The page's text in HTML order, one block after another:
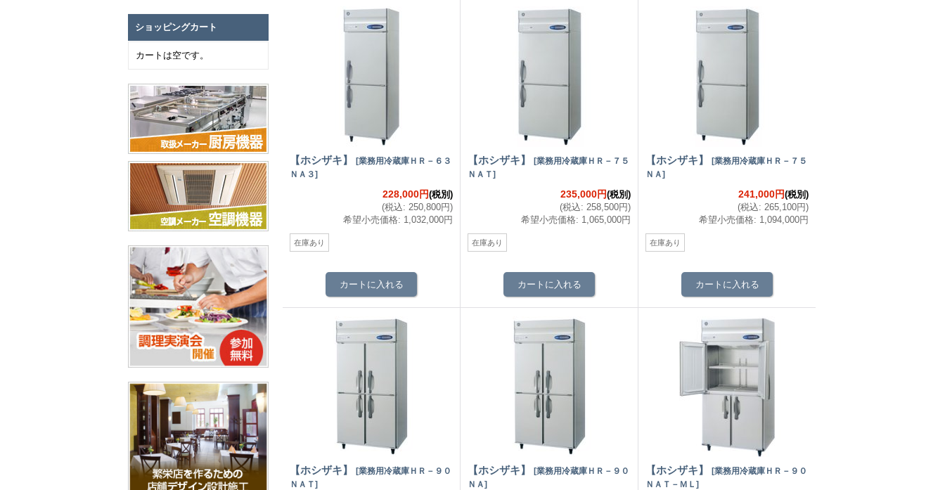
ショッピングカート
カートは空です。
【ホシザキ】 [業務用冷蔵庫ＨＲ－６３
ＮＡ３]
228,000円(税別)
(税込: 250,800円)
希望小売価格: 1,032,000円
在庫あり
【ホシザキ】 [業務用冷蔵庫ＨＲ－７５
ＮＡＴ]
235,000円(税別)
(税込: 258,500円)
希望小売価格: 1,065,000円
在庫あり
【ホシザキ】 [業務用冷蔵庫ＨＲ－７５
ＮＡ]
241,000円(税別)
(税込: 265,100円)
希望小売価格: 1,094,000円
在庫あり
【ホシザキ】 [業務用冷蔵庫ＨＲ－９０
ＮＡＴ]
【ホシザキ】 [業務用冷蔵庫ＨＲ－９０
ＮＡ]
【ホシザキ】 [業務用冷蔵庫ＨＲ－９０
ＮＡＴ－ＭＬ ]